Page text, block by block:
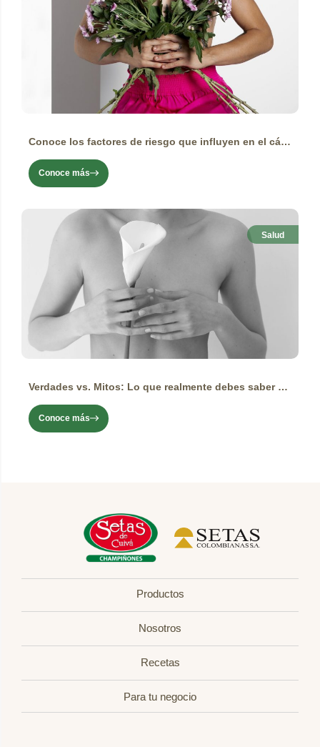
Conoce los factores de riesgo que influyen en el cáncer de mama y cómo manejarlos
Conoce más
Salud
Verdades vs. Mitos: Lo que realmente debes saber sobre el cáncer de mama
Conoce más
Productos
Nosotros
Recetas
Para tu negocio